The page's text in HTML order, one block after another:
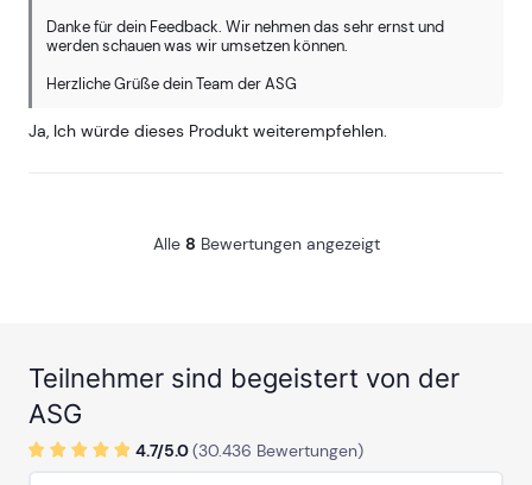
Danke für dein Feedback. Wir nehmen das sehr ernst und
werden schauen was wir umsetzen können.
Herzliche Grüße dein Team der ASG
Ja, Ich würde dieses Produkt weiterempfehlen.
Alle 8 Bewertungen angezeigt
Teilnehmer sind begeistert von der
ASG
4.7/5.0(30.436 Bewertungen)